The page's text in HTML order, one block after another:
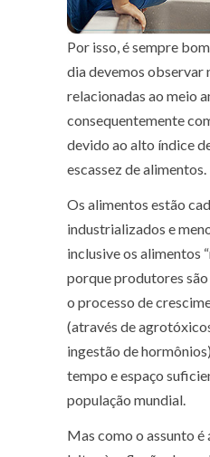
Por isso, é sempre
dia devemos observar
relacionadas ao meio
consequentemente
devido ao alto índice
escassez de alimentos.
Os alimentos estão
industrializados e
inclusive os alimentos
porque produtores
o processo de
(através de
ingestão de
tempo e espaço
população mundial.
Mas como o assunto é